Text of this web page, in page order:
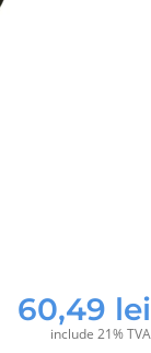
60,49 lei
include 21% TVA